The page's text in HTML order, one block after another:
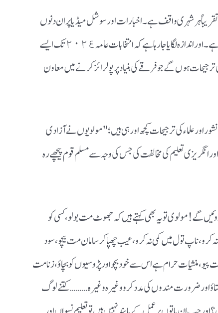
ہر شہری واقف ہے۔ اخبارات اور سوشل میڈیا پر ان دنوں
بحث کا موضوع یہی ہے۔ اور اندازہ لگایا جا رہا ہے کہ انتخابات عامہ ٢٠٢٤ تک ایسے
ہوں گے جو فرقے کی بنیاد پر پولرائز کرنے میں معاون
اور علماء کی ترجیحات کچھ اور ہی ہیں ؛ "مولویوں نے آزادی
انگریزی تعلیم کی مخالفت کی جس کی وجہ سے مسلم قوم پیچھے رہ
گے ! مولوی تو یہ بھی کہتے ہیں کہ جھوٹ مت بولو ، کسی کو
کرو، ناپ تول میں کمی نہ کرو، عیب چھپا کر سامان مت بیچو، سود
منشیات حرام ہے اس سے خود بچو اور پڑوسیوں کو بچاؤ ، زنا مت
اور ضرورت مندوں کی مدد کرو وغیرہ وغیرہ ………کتنے لوگ